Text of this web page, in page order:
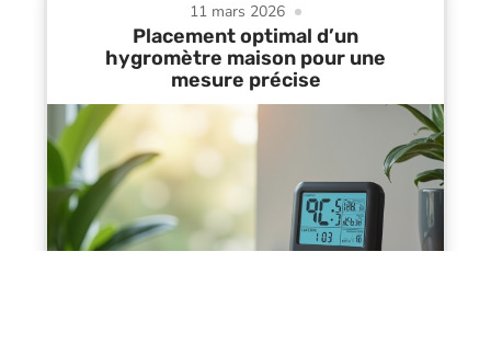
11 mars 2026
Placement optimal d’un
hygromètre maison pour une
mesure précise